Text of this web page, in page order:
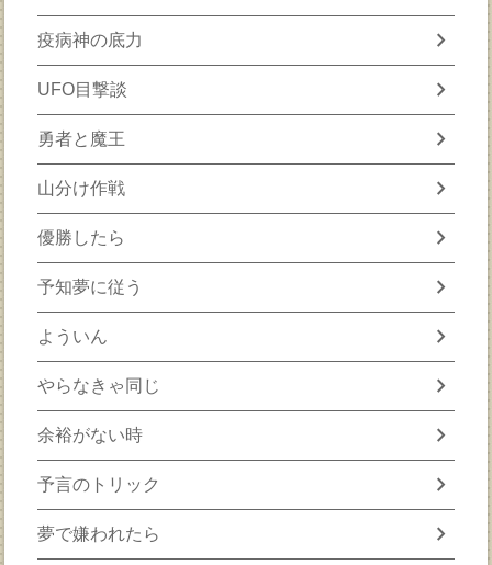
疫病神の底力 chevron_right
UFO目撃談 chevron_right
勇者と魔王 chevron_right
山分け作戦 chevron_right
優勝したら chevron_right
予知夢に従う chevron_right
よういん chevron_right
やらなきゃ同じ chevron_right
余裕がない時 chevron_right
予言のトリック chevron_right
夢で嫌われたら chevron_right